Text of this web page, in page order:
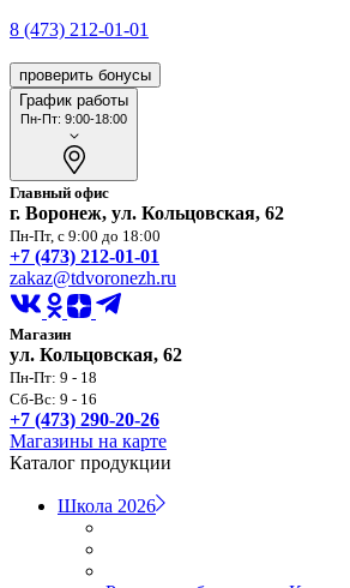
8 (473) 212-01-01
проверить бонусы
График работы
Пн-Пт: 9:00-18:00
Главный офис
г. Воронеж, ул. Кольцовская, 62
Пн-Пт, с 9:00 до 18:00
+7 (473) 212-01-01
zakaz@tdvoronezh.ru
Магазин
ул. Кольцовская, 62
Пн-Пт: 9 - 18
Сб-Вс: 9 - 16
+7 (473) 290-20-26
Магазины на карте
Каталог продукции
Школа 2026